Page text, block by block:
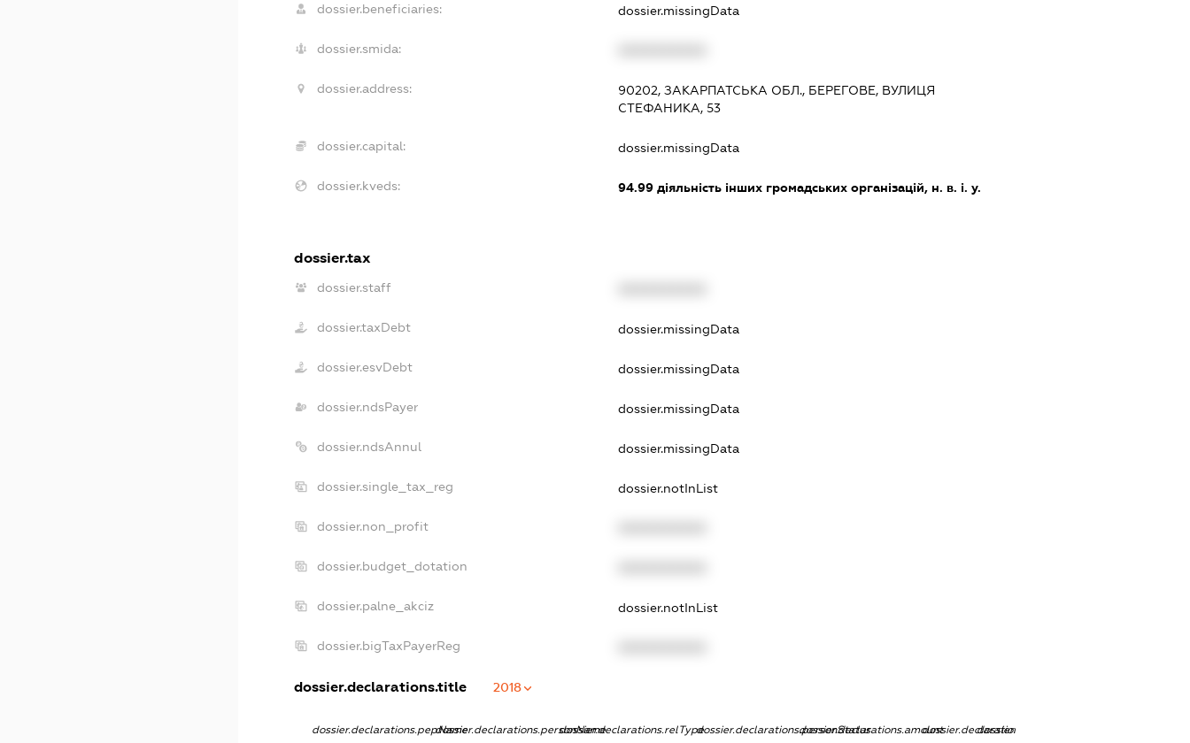
dossier.beneficiaries: dossier.missingData
dossier.smida:
dossier.address:
90202, ЗАКАРПАТСЬКА ОБЛ., БЕРЕГОВЕ, ВУЛИЦЯ
СТЕФАНИКА, 53
dossier.capital: dossier.missingData
dossier.kveds: 94.99 діяльність інших громадських організацій, н. в. і. у.
dossier.tax
dossier.staff
dossier.taxDebt dossier.missingData
dossier.esvDebt dossier.missingData
dossier.ndsPayer dossier.missingData
dossier.ndsAnnul dossier.missingData
dossier.single_tax_reg dossier.notInList
dossier.non_profit
dossier.budget_dotation
dossier.palne_akciz dossier.notInList
dossier.bigTaxPayerReg
dossier.declarations.title 2018
dossier.declarations.pepNamedossier.declarations.personNamedossier.declarations.relTypedossier.declarations.personStatusdossier.declarations.amountdossier.declarations.currency
dossier.declarations.source